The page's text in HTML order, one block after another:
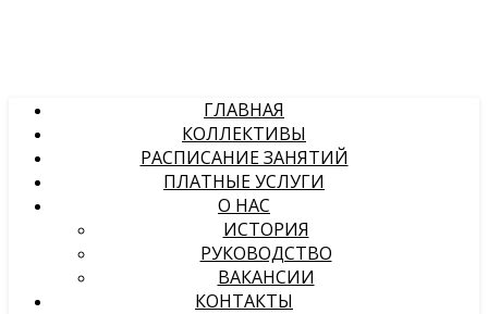
ГЛАВНАЯ
КОЛЛЕКТИВЫ
РАСПИСАНИЕ ЗАНЯТИЙ
ПЛАТНЫЕ УСЛУГИ
О НАС
ИСТОРИЯ
РУКОВОДСТВО
ВАКАНСИИ
КОНТАКТЫ